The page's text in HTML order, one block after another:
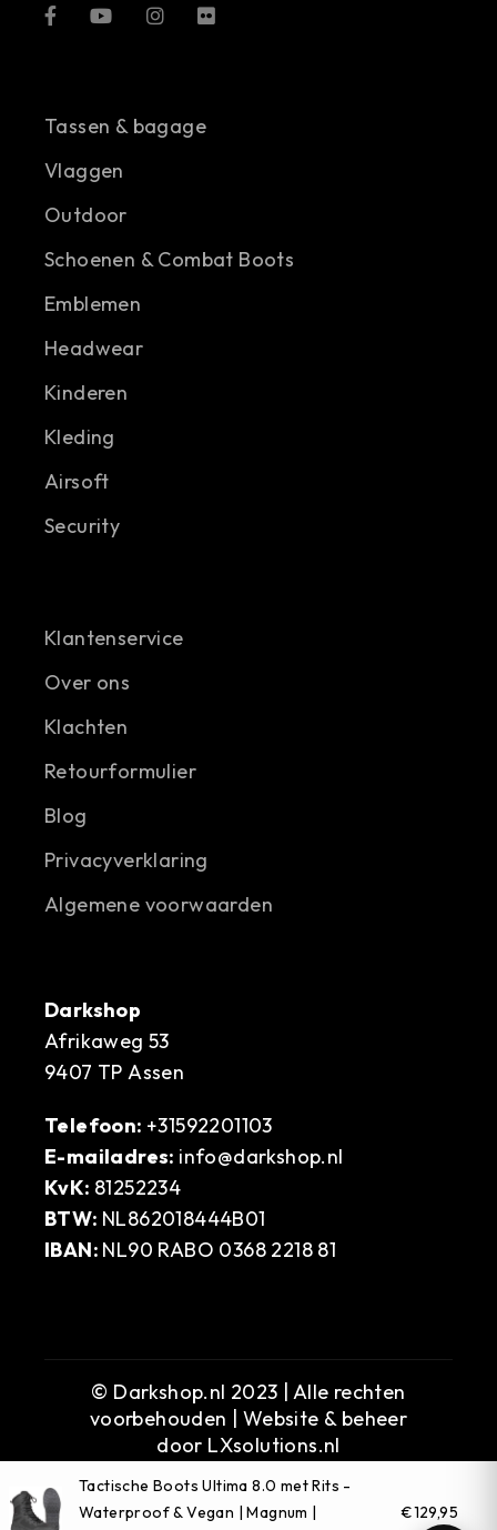
Tassen & bagage
Vlaggen
Outdoor
Schoenen & Combat Boots
Emblemen
Headwear
Kinderen
Kleding
Airsoft
Security
Klantenservice
Over ons
Klachten
Retourformulier
Blog
Privacyverklaring
Algemene voorwaarden
Darkshop
Afrikaweg 53
9407 TP Assen
Telefoon: +31592201103
E-mailadres: info@darkshop.nl
KvK: 81252234
BTW: NL862018444B01
IBAN: NL90 RABO 0368 2218 81
© Darkshop.nl 2023 | Alle rechten
voorbehouden | Website & beheer
door LXsolutions.nl
Tactische Boots Ultima 8.0 met Rits -
Waterproof & Vegan | Magnum |
€129,95